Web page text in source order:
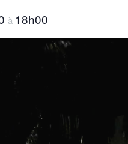
à 18h00